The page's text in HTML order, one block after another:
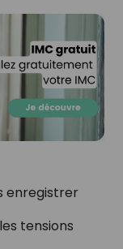
enregistrer
tensions